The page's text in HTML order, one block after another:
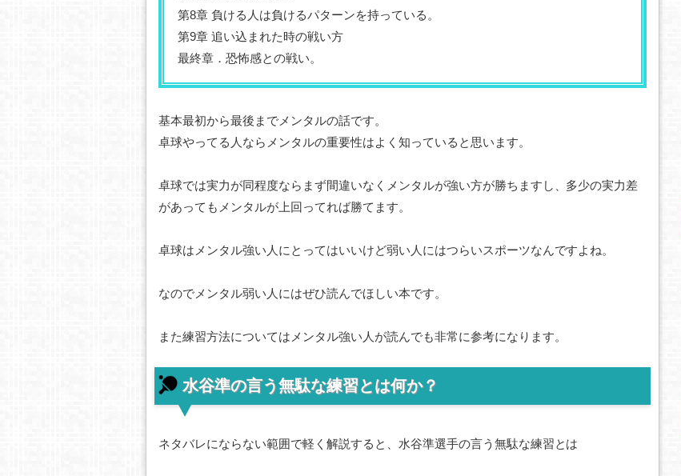
第8章 負ける人は負けるパターンを持っている。
第9章 追い込まれた時の戦い方
最終章．恐怖感との戦い。
基本最初から最後までメンタルの話です。
卓球やってる人ならメンタルの重要性はよく知っていると思います。
卓球では実力が同程度ならまず間違いなくメンタルが強い方が勝ちますし、多少の実力差
があってもメンタルが上回ってれば勝てます。
卓球はメンタル強い人にとってはいいけど弱い人にはつらいスポーツなんですよね。
なのでメンタル弱い人にはぜひ読んでほしい本です。
また練習方法についてはメンタル強い人が読んでも非常に参考になります。
水谷準の言う無駄な練習とは何か？
ネタバレにならない範囲で軽く解説すると、水谷準選手の言う無駄な練習とは